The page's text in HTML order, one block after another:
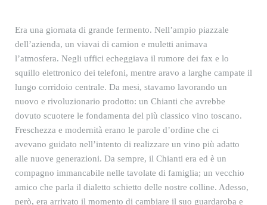
Era una giornata di grande fermento. Nell’ampio piazzale
dell’azienda, un viavai di camion e muletti animava
l’atmosfera. Negli uffici echeggiava il rumore dei fax e lo
squillo elettronico dei telefoni, mentre aravo a larghe campate il
lungo corridoio centrale. Da mesi, stavamo lavorando un
nuovo e rivoluzionario prodotto: un Chianti che avrebbe
dovuto scuotere le fondamenta del più classico vino toscano.
Freschezza e modernità erano le parole d’ordine che ci
avevano guidato nell’intento di realizzare un vino più adatto
alle nuove generazioni. Da sempre, il Chianti era ed è un
compagno immancabile nelle tavolate di famiglia; un vecchio
amico che parla il dialetto schietto delle nostre colline. Adesso,
però, era arrivato il momento di cambiare il suo guardaroba e